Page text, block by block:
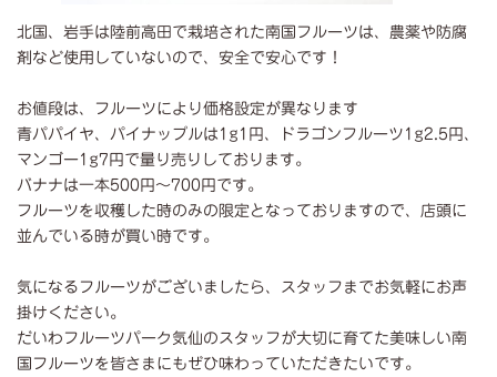
北国、岩手は陸前高田で栽培された南国フルーツは、農薬や防腐
剤など使用していないので、安全で安心です！
お値段は、フルーツにより価格設定が異なります
青パパイヤ、パイナップルは1g1円、ドラゴンフルーツ1g2.5円、
マンゴー1g7円で量り売りしております。
バナナは一本500円～700円です。
フルーツを収穫した時のみの限定となっておりますので、店頭に
並んでいる時が買い時です。
気になるフルーツがございましたら、スタッフまでお気軽にお声
掛けください。
だいわフルーツパーク気仙のスタッフが大切に育てた美味しい南
国フルーツを皆さまにもぜひ味わっていただきたいです。